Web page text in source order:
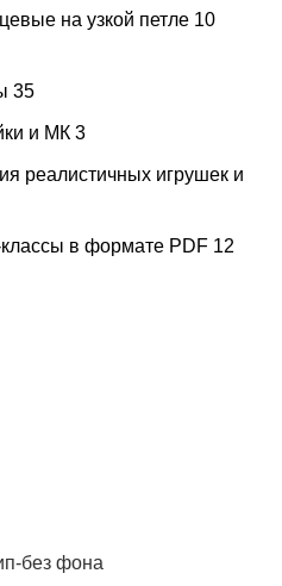
на узкой петле 10
35
и МК 3
реалистичных игрушек и
в формате PDF 12